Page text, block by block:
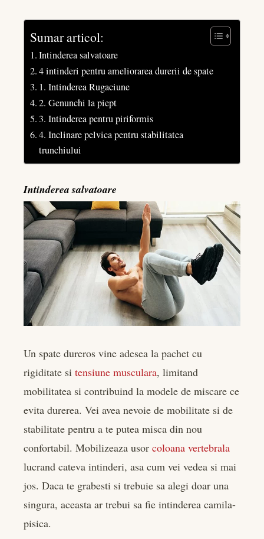
Sumar articol:
Intinderea salvatoare
4 intinderi pentru ameliorarea durerii de spate
1. Intinderea Rugaciune
2. Genunchi la piept
3. Intinderea pentru piriformis
4. Inclinare pelvica pentru stabilitatea
trunchiului
Intinderea salvatoare
Un spate dureros vine adesea la pachet cu
rigiditate si tensiune musculara, limitand
mobilitatea si contribuind la modele de miscare ce
evita durerea. Vei avea nevoie de mobilitate si de
stabilitate pentru a te putea misca din nou
confortabil. Mobilizeaza usor coloana vertebrala
lucrand cateva intinderi, asa cum vei vedea si mai
jos. Daca te grabesti si trebuie sa alegi doar una
singura, aceasta ar trebui sa fie intinderea camila-
pisica.